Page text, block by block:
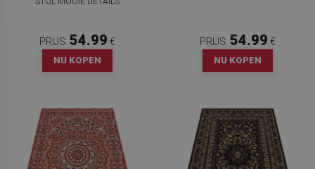
PRIJS: 54.99 €
NU KOPEN
PRIJS: 54.99 €
NU KOPEN